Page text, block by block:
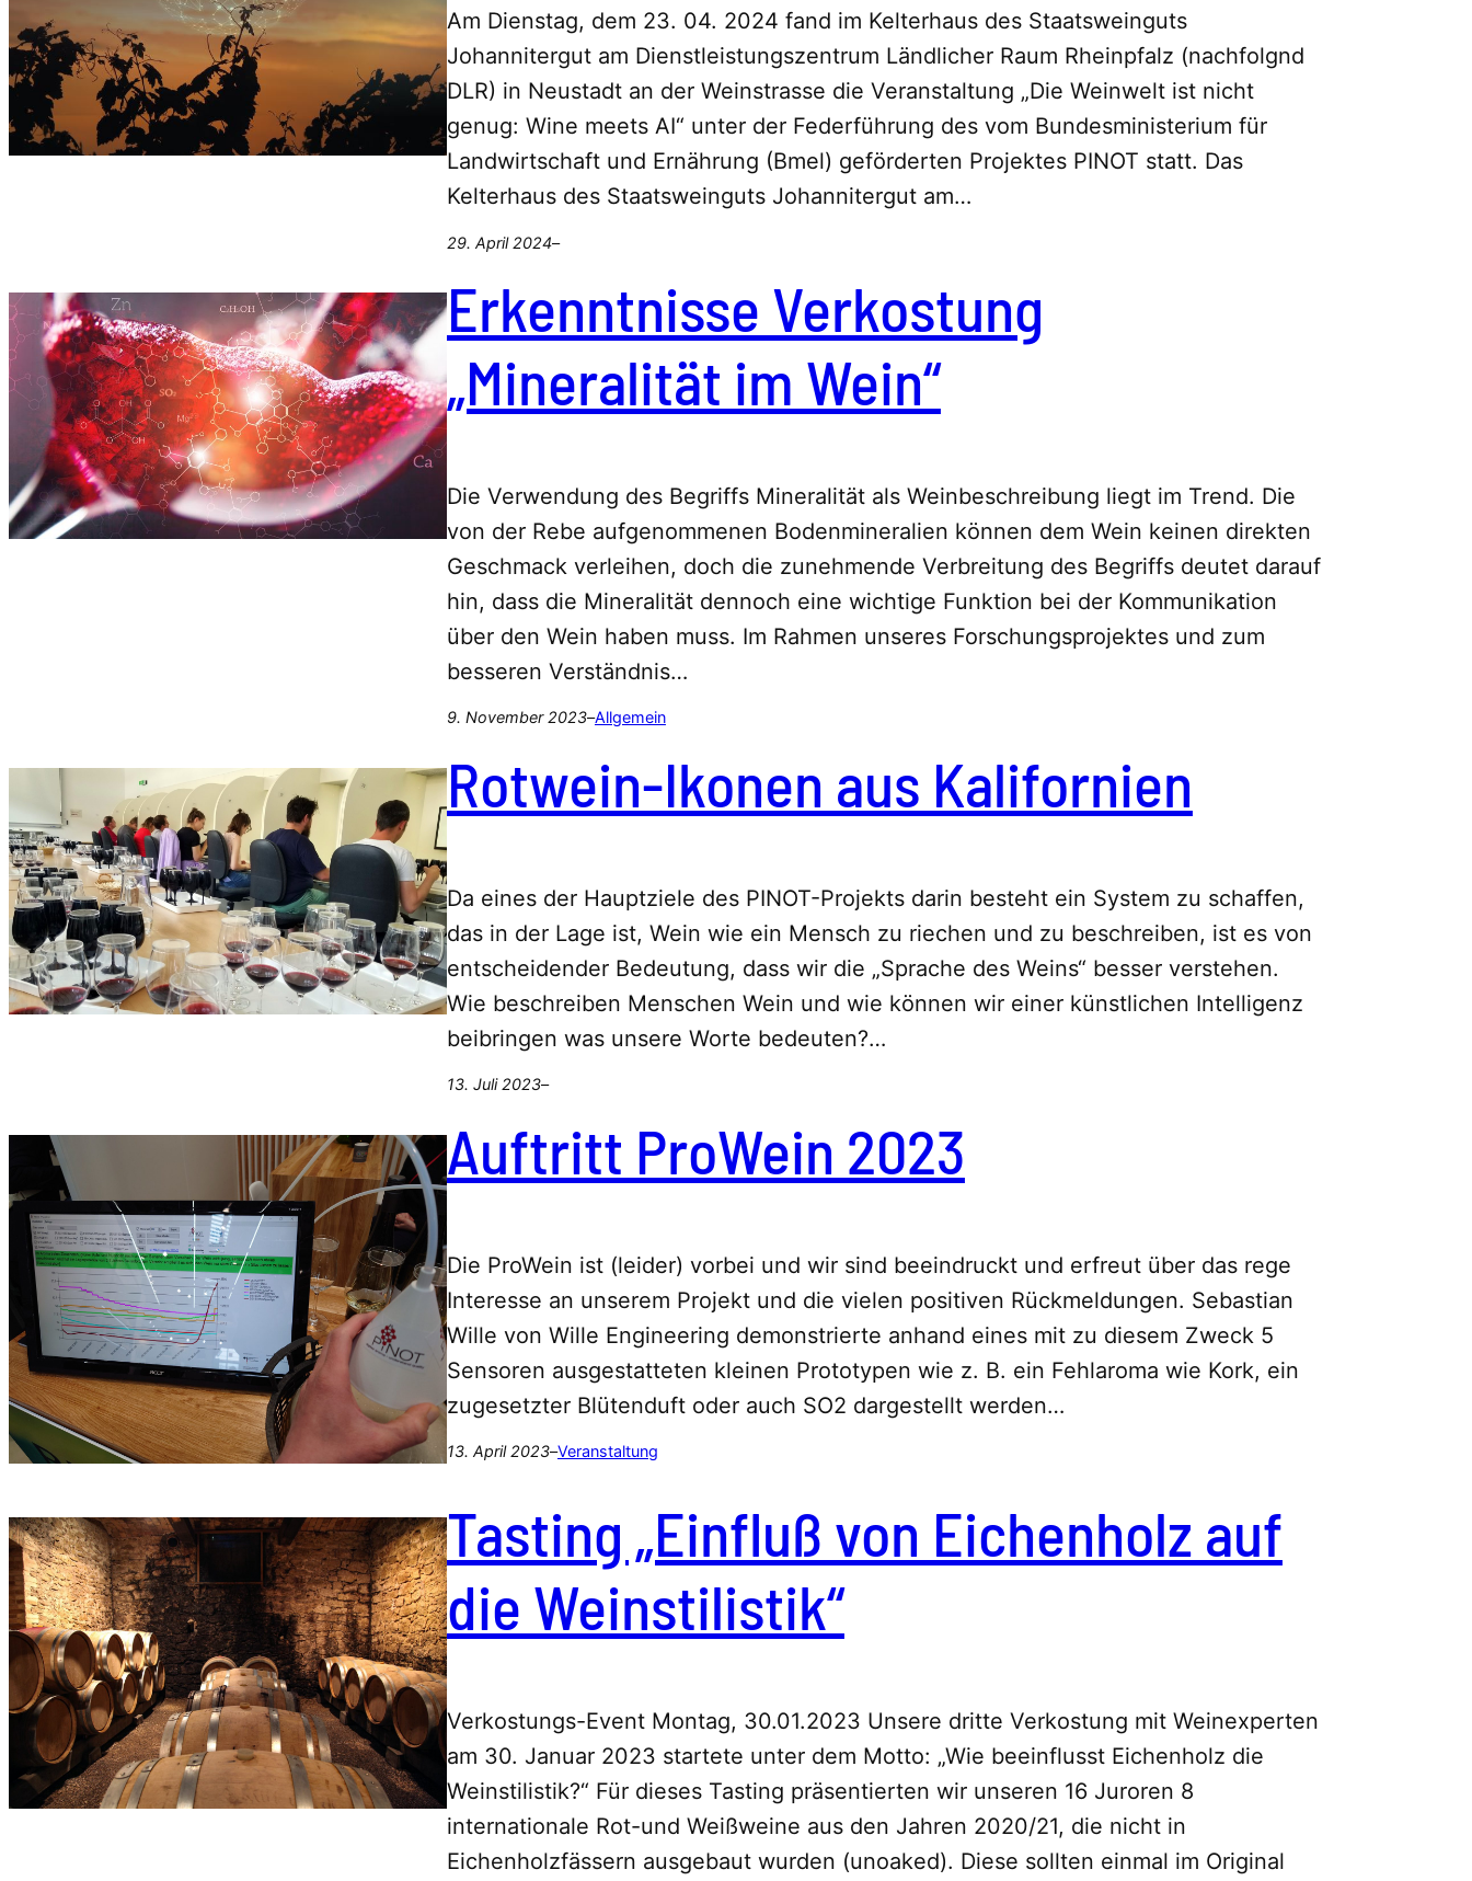
Am Dienstag, dem 23. 04. 2024 fand im Kelterhaus des Staatsweinguts
Johannitergut am Dienstleistungszentrum Ländlicher Raum Rheinpfalz (nachfolgnd
DLR) in Neustadt an der Weinstrasse die Veranstaltung „Die Weinwelt ist nicht
genug: Wine meets AI“ unter der Federführung des vom Bundesministerium für
Landwirtschaft und Ernährung (Bmel) geförderten Projektes PINOT statt. Das
Kelterhaus des Staatsweinguts Johannitergut am…
29. April 2024–
Erkenntnisse Verkostung
„Mineralität im Wein“
Die Verwendung des Begriffs Mineralität als Weinbeschreibung liegt im Trend. Die
von der Rebe aufgenommenen Bodenmineralien können dem Wein keinen direkten
Geschmack verleihen, doch die zunehmende Verbreitung des Begriffs deutet darauf
hin, dass die Mineralität dennoch eine wichtige Funktion bei der Kommunikation
über den Wein haben muss. Im Rahmen unseres Forschungsprojektes und zum
besseren Verständnis…
9. November 2023–Allgemein
Rotwein-Ikonen aus Kalifornien
Da eines der Hauptziele des PINOT-Projekts darin besteht ein System zu schaffen,
das in der Lage ist, Wein wie ein Mensch zu riechen und zu beschreiben, ist es von
entscheidender Bedeutung, dass wir die „Sprache des Weins“ besser verstehen.
Wie beschreiben Menschen Wein und wie können wir einer künstlichen Intelligenz
beibringen was unsere Worte bedeuten?…
13. Juli 2023–
Auftritt ProWein 2023
Die ProWein ist (leider) vorbei und wir sind beeindruckt und erfreut über das rege
Interesse an unserem Projekt und die vielen positiven Rückmeldungen. Sebastian
Wille von Wille Engineering demonstrierte anhand eines mit zu diesem Zweck 5
Sensoren ausgestatteten kleinen Prototypen wie z. B. ein Fehlaroma wie Kork, ein
zugesetzter Blütenduft oder auch SO2 dargestellt werden…
13. April 2023–Veranstaltung
Tasting „Einfluß von Eichenholz auf
die Weinstilistik“
Verkostungs-Event Montag, 30.01.2023 Unsere dritte Verkostung mit Weinexperten
am 30. Januar 2023 startete unter dem Motto: „Wie beeinflusst Eichenholz die
Weinstilistik?“ Für dieses Tasting präsentierten wir unseren 16 Juroren 8
internationale Rot-und Weißweine aus den Jahren 2020/21, die nicht in
Eichenholzfässern ausgebaut wurden (unoaked). Diese sollten einmal im Original